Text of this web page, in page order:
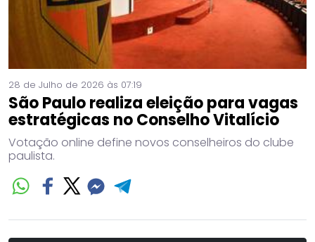
28 de Julho de 2026 às 07:19
São Paulo realiza eleição para vagas
estratégicas no Conselho Vitalício
Votação online define novos conselheiros do clube
paulista.